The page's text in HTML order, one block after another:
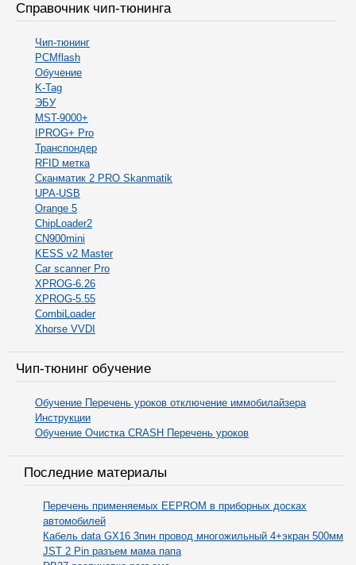
Справочник чип-тюнинга
Чип-тюнинг
PCMflash
Обучение
K-Tag
ЭБУ
MST-9000+
IPROG+ Pro
Транспондер
RFID метка
Сканматик 2 PRO Skanmatik
UPA-USB
Orange 5
ChipLoader2
CN900mini
KESS v2 Master
Car scanner Pro
XPROG-6.26
XPROG-5.55
CombiLoader
Xhorse VVDI
Чип-тюнинг обучение
Обучение Перечень уроков отключение иммобилайзера
Инструкции
Обучение Очистка CRASH Перечень уроков
Последние материалы
Перечень применяемых EEPROM в приборных досках
автомобилей
Кабель data GX16 3пин провод многожильный 4+экран 500мм
JST 2 Pin разъем мама папа